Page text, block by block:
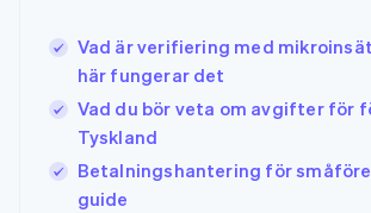
Vad är verifiering med
här fungerar det
Vad du bör veta om avgifter för
Tyskland
Betalningshantering för
guide
English
Italien
Italiano English
Japan
日本語
Kanada
English